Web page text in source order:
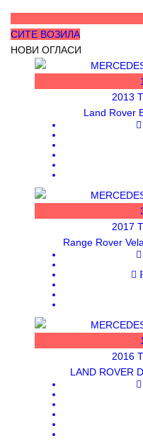
СИТЕ ВОЗИЛА
НОВИ ОГЛАСИ
2013
Land Rover
2017
Range Rover
2016
LAND ROVER